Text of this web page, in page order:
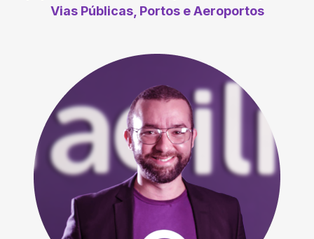
Vias Públicas, Portos e Aeroportos